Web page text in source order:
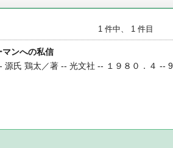
1 件中、 1 件目
マンへの私信
源氏 鶏太／著 -- 光文社 -- １９８０．４ --